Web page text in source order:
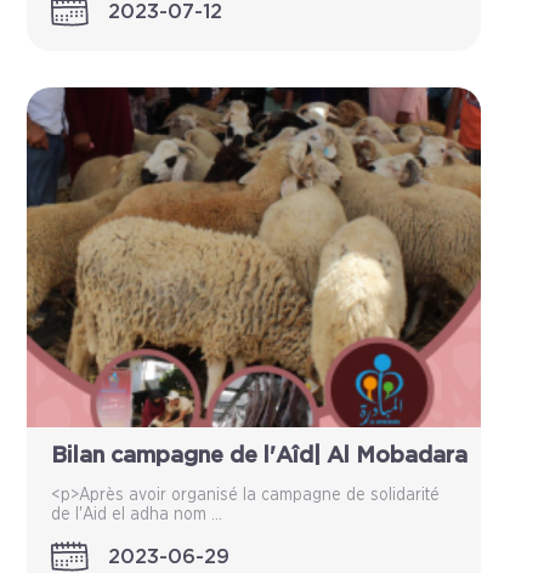
2023-07-12
Bilan campagne de l'Aîd| Al Mobadara
<p>Après avoir organisé la campagne de solidarité
de l'Aid el adha nom ...
2023-06-29